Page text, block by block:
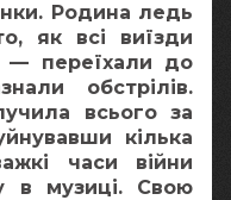
Родина ледь
як всі виїзди
— переїхали до
обстрілів.
всього за
кілька
часи війни
в музиці. Свою